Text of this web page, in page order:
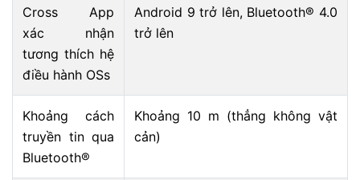
Cross App
xác nhận
tương thích hệ
điều hành OSs
Android 9 trở lên, Bluetooth® 4.0
trở lên
Khoảng cách
truyền tin qua
Bluetooth®
Khoảng 10 m (thẳng không vật
cản)